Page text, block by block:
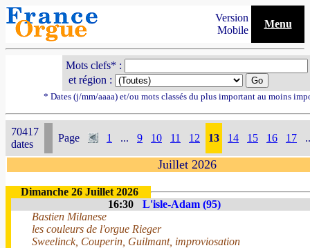
Version
Mobile
Menu
Mots clefs* :
et région :
* Dates (j/mm/aaaa) et/ou mots classés du plus important au moins
70417
dates
Page 1 ... 9 10 11 12 13 14 15 16 17
Juillet 2026
Dimanche 26 Juillet 2026
16:30
L'isle-Adam (95)
Bastien Milanese
les couleurs de l'orgue Rieger
Sweelinck, Couperin, Guilmant, improviosation